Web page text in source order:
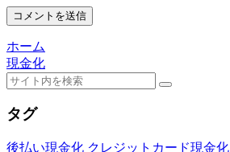
ホーム
現金化
タグ
後払い現金化 クレジットカード現金化